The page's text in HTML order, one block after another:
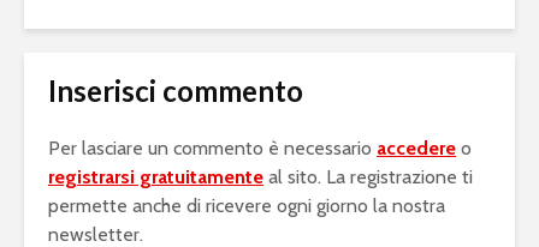
Inserisci commento
Per lasciare un commento è necessario accedere o
registrarsi gratuitamente al sito. La registrazione ti
permette anche di ricevere ogni giorno la nostra
newsletter.